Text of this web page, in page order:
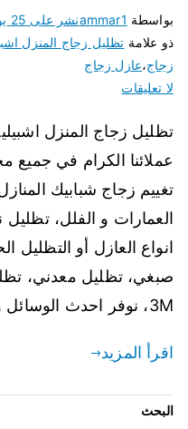
بواسطة ammar1نشر على 25 يوليو، 2021
ذو علامة تظليل زجاج المنزل
زجاج،عازل زجاج
لا تعليقات
تظليل زجاج المنزل
عملائنا الكرام في
تغييم زجاج شبابيك
العمارات و الفلل، تظليل
انواع العازل أو التظليل
صبغي، تظليل معدني،
3M، نوفر احدث الوسائل و الأجهزة للعمل […]
اقرأ المزيد
البحث